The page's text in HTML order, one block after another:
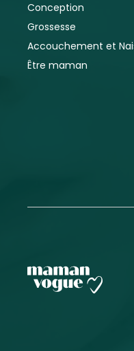
Conception
Grossesse
Accouchement et
Être maman